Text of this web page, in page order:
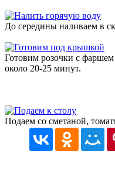
До середины наливаем в
Готовим розочки с
около 20-25 минут.
Подаем со сметаной,